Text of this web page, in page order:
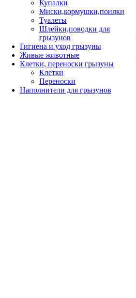
Купалки
Миски,кормушки,поилки
Туалеты
Шлейки,поводки для
грызунов
Гигиена и уход грызуны
Живые животные
Клетки, переноски грызуны
Клетки
Переноски
Наполнители для грызунов